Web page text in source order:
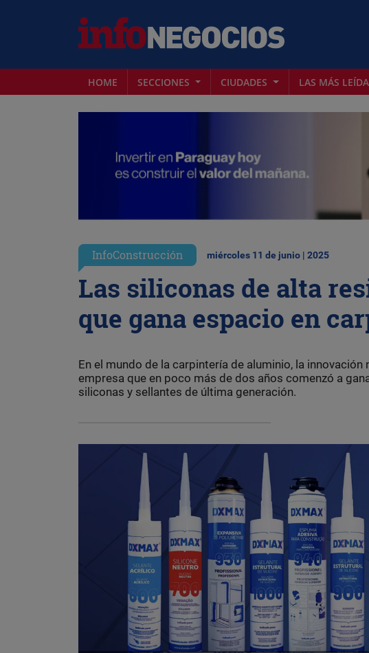
HOME SECCIONES CIUDADES LAS MÁS
InfoConstrucción miércoles 11 de junio | 2025
Las siliconas de alta
que gana espacio en
En el mundo de la carpintería de aluminio, la
empresa que en poco más de dos años comenzó a
siliconas y sellantes de última generación.